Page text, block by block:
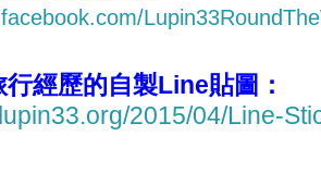
經歷的自製Line貼圖：
2015/04/Line-